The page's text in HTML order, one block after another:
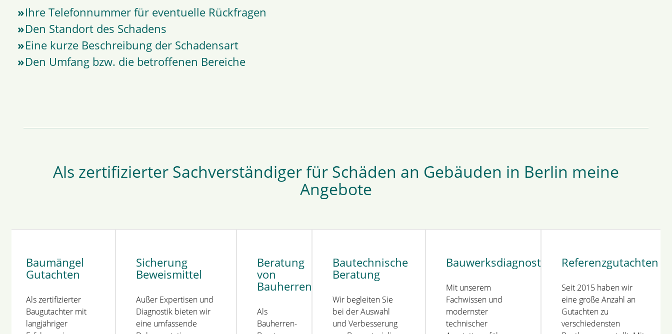
Ihre Telefonnummer für eventuelle Rückfragen
Den Standort des Schadens
Eine kurze Beschreibung der Schadensart
Den Umfang bzw. die betroffenen Bereiche
Als zertifizierter Sachverständiger für Schäden an Gebäuden in Berlin meine
Angebote
Baumängel
Gutachten
Als zertifizierter
Baugutachter mit
langjähriger
Sicherung
Beweismittel
Außer Expertisen und
Diagnostik bieten wir
eine umfassende
Beratung
von
Bauherren
Als
Bauherren-
Bautechnische
Beratung
Wir begleiten Sie
bei der Auswahl
und Verbesserung
Bauwerksdiagnostik
Mit unserem
Fachwissen und
modernster
technischer
Referenzgutachten
Seit 2015 haben wir
eine große Anzahl an
Gutachten zu
verschiedensten